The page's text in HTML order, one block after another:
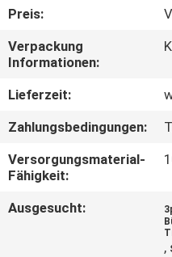
KONTAKT
MIT
UNS
NEUIGKEITEN
BITTE UM
EIN
Preis:
Verpackung
Informationen:
Lieferzeit:
Zahlungsbedingungen:
Versorgungsmaterial-
Fähigkeit:
Ausgesucht:
,